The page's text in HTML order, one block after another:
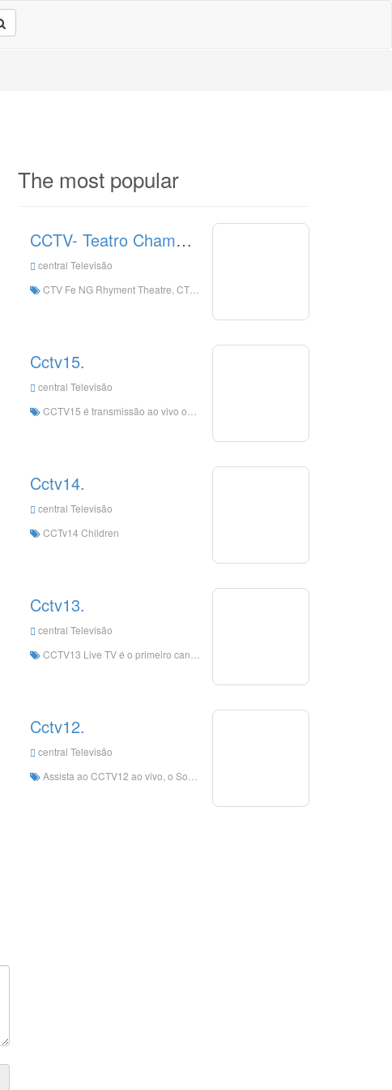
The most popular
CCTV- Teatro Champion.
central Televisão
CTV Fe NG Rhyment Theatre, CTV Fe NG Rhyme Teatro Programação Programação
Cctv15.
central Televisão
CCTV15 é transmissão ao vivo online. O canal de música do CCTV CCTV15 se concentra na transmissão de música clássica chinesa e estrangeira, música nacional de todo o mundo e música popular, e promove vigorosamente a música nacional chinesa.
Cctv14.
central Televisão
CCTv14 Children
Cctv13.
central Televisão
CCTV13 Live TV é o primeiro canal de notícias na China continental que transmite notícias, comentários e entrevistas durante todo o dia.
Cctv12.
central Televisão
Assista ao CCTV12 ao vivo, o Social and Law Channel se esforçará para estar perto da realidade, perto da vida e se esforça para ser bonita e útil. Vai depender do acúmulo de longa duração do CCTV de recursos de comunicação, com conteúdo social, moral e legal como conteúdo principal, com notícias, tópicos especiais, entrevistas e live direto